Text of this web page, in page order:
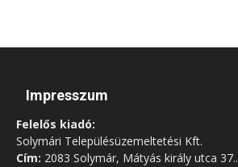
Impresszum
Felelős kiadó:
Solymári Településüzemeltetési Kft.
Cím: 2083 Solymár, Mátyás király utca 37..